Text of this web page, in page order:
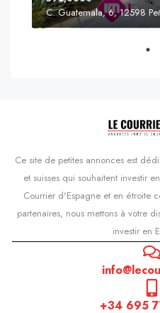
Ce site de petites annonces est
et suisses qui souhaitent investir
Courrier d'Espagne et en étroite
partenaires, nous mettons à votre
investir en
+34 695